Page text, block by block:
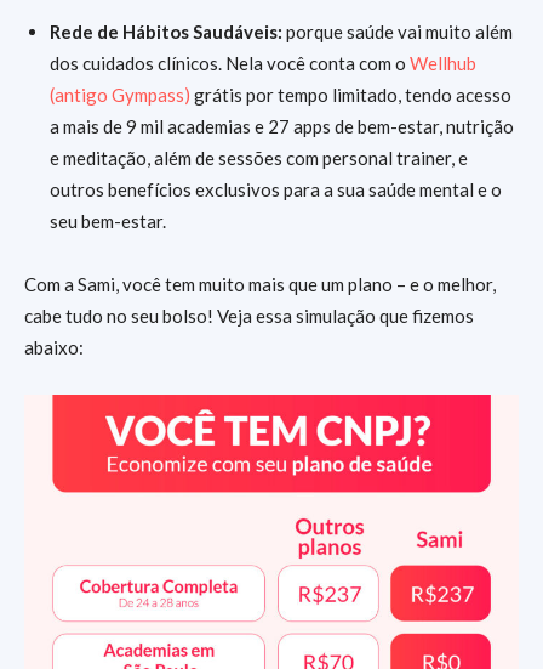
Rede de Hábitos Saudáveis: porque saúde vai muito além
dos cuidados clínicos. Nela você conta com o Wellhub
(antigo Gympass) grátis por tempo limitado, tendo acesso
a mais de 9 mil academias e 27 apps de bem-estar, nutrição
e meditação, além de sessões com personal trainer, e
outros benefícios exclusivos para a sua saúde mental e o
seu bem-estar.
Com a Sami, você tem muito mais que um plano – e o melhor,
cabe tudo no seu bolso! Veja essa simulação que fizemos
abaixo: